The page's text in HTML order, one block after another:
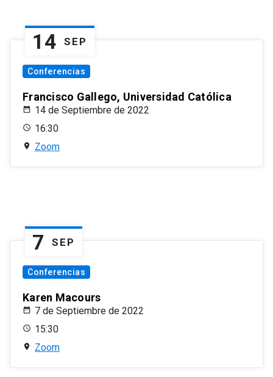
14 SEP
Conferencias
Francisco Gallego, Universidad Católica
14 de Septiembre de 2022
16:30
Zoom
7 SEP
Conferencias
Karen Macours
7 de Septiembre de 2022
15:30
Zoom